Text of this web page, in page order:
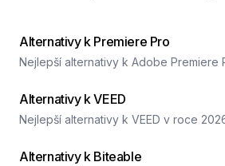
Alternativy k Premiere Pro
Nejlepší alternativy k Adobe Premiere
Alternativy k VEED
Nejlepší alternativy k VEED v roce
Alternativy k Biteable